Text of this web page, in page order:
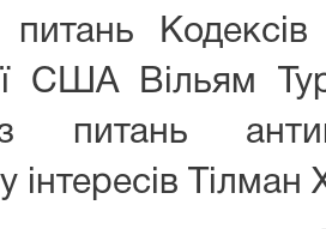
питань Кодексів
США Вільям
питань
інтересів Тілман